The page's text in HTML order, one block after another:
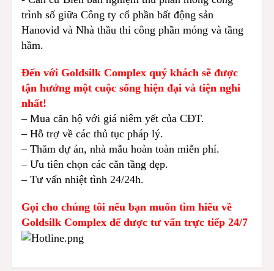
trình số giữa Công ty cổ phần bất động sản
Hanovid và Nhà thầu thi công phần móng và tầng
hầm.
Đến với Goldsilk Complex quý khách sẽ được
tận hưởng một cuộc sống hiện đại và tiện nghi
nhất!
– Mua căn hộ với giá niêm yết của CĐT.
– Hỗ trợ về các thủ tục pháp lý.
– Thăm dự án, nhà mẫu hoàn toàn miễn phí.
– Ưu tiên chọn các căn tầng đẹp.
– Tư vấn nhiệt tình 24/24h.
Gọi cho chúng tôi nếu bạn muốn tìm hiểu về
Goldsilk Complex để được tư vấn trực tiếp 24/7